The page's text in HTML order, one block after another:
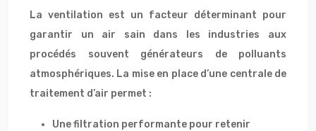
La ventilation est un facteur déterminant pour
garantir un air sain dans les industries aux
procédés souvent générateurs de polluants
atmosphériques. La mise en place d’une centrale de
traitement d’air permet :
Une filtration performante pour retenir